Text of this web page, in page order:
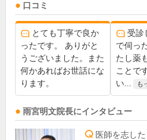
口コミ
とても丁寧で良か
ったです。 ありがと
うございました。また
何かあればお世話にな
ります。
受診
で伺っ
たし薬
ことで
い...
も
雨宮明文院長にインタビュー
医師を志し